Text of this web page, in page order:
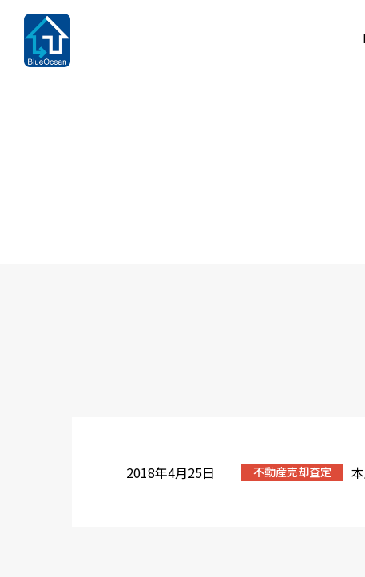
2018年4月25日 不動産売却査定